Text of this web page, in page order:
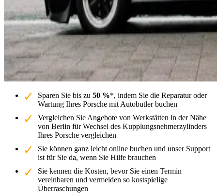
Sparen Sie bis zu 50 %*, indem Sie die Reparatur oder
Wartung Ihres Porsche mit Autobutler buchen
Vergleichen Sie Angebote von Werkstätten in der Nähe
von Berlin für Wechsel des Kupplungsnehmerzylinders
Ihres Porsche vergleichen
Sie können ganz leicht online buchen und unser Support
ist für Sie da, wenn Sie Hilfe brauchen
Sie kennen die Kosten, bevor Sie einen Termin
vereinbaren und vermeiden so kostspielige
Überraschungen